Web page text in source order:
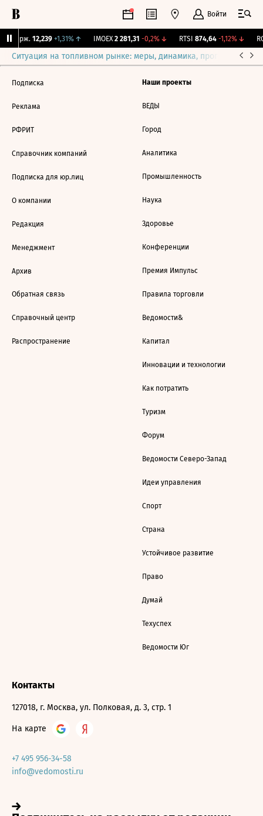
Войти
Бирж. 12,239 +1,31%↑ IMOEX 2 281,31 -0,2%↓ RTSI 874,64 -1,12%↓
Ситуация на топливном рынке: меры, динамика, прогнозы
Подписка
Реклама
РФРИТ
Справочник компаний
Подписка для юр.лиц
О компании
Редакция
Менеджмент
Архив
Обратная связь
Справочный центр
Распространение
Наши проекты
ВЕДЫ
Город
Аналитика
Промышленность
Наука
Здоровье
Конференции
Премия Импульс
Правила торговли
Ведомости&
Капитал
Инновации и технологии
Как потратить
Туризм
Форум
Ведомости Северо-Запад
Идеи управления
Спорт
Страна
Устойчивое развитие
Право
Думай
Техуспех
Ведомости Юг
Контакты
127018, г. Москва, ул. Полковая, д. 3, стр. 1
На карте
+7 495 956-34-58
info@vedomosti.ru